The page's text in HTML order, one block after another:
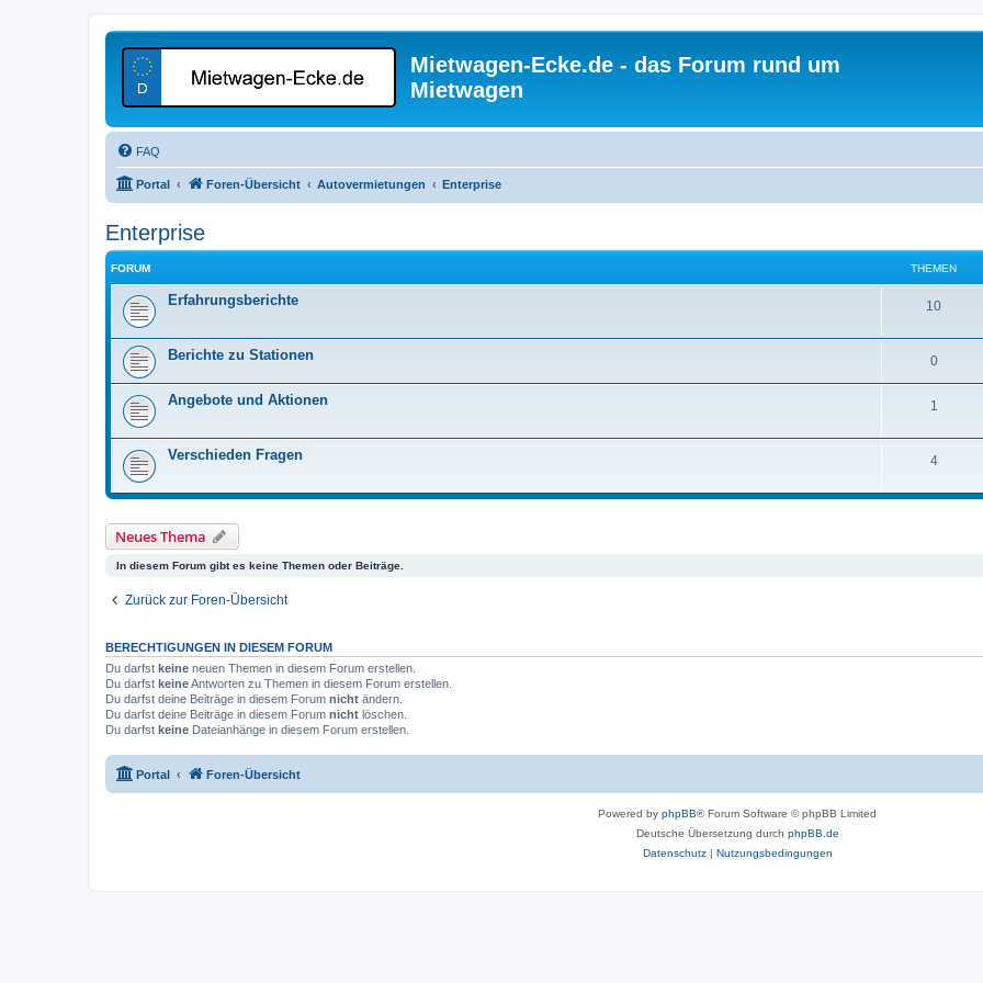
Mietwagen-Ecke.de - das Forum rund um
Mietwagen
FAQ
Portal Foren-Übersicht Autovermietungen Enterprise
Enterprise
FORUM THEMEN
Erfahrungsberichte 10
Berichte zu Stationen 0
Angebote und Aktionen 1
Verschieden Fragen 4
Neues Thema
In diesem Forum gibt es keine Themen oder Beiträge.
Zurück zur Foren-Übersicht
BERECHTIGUNGEN IN DIESEM FORUM
Du darfst keine neuen Themen in diesem Forum erstellen.
Du darfst keineAntworten zu Themen in diesem Forum erstellen.
Du darfst deine Beiträge in diesem Forum nicht ändern.
Du darfst deine Beiträge in diesem Forum nicht löschen.
Du darfst keine Dateianhänge in diesem Forum erstellen.
Portal Foren-Übersicht
Powered by phpBB® Forum Software © phpBB Limited
Deutsche Übersetzung durch phpBB.de
Datenschutz| Nutzungsbedingungen